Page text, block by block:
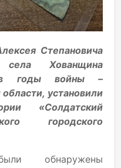
Степановича
Хованщина
годы войны –
установили
«Солдатский
городского
обнаружены